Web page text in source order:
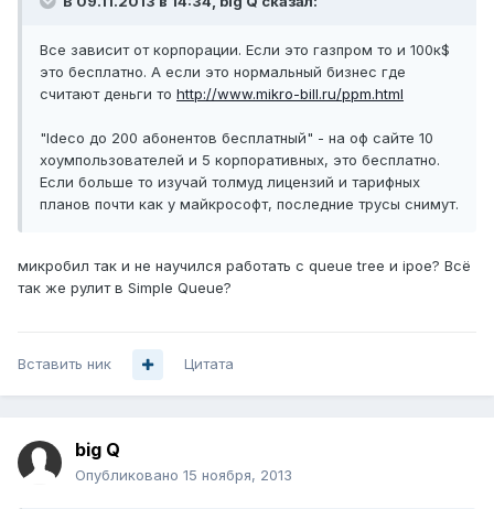
Все зависит от корпорации. Если это газпром то и 100к$
это бесплатно. А если это нормальный бизнес где
считают деньги то http://www.mikro-bill.ru/ppm.html
"Ideco до 200 абонентов бесплатный" - на оф сайте 10
хоумпользователей и 5 корпоративных, это бесплатно.
Если больше то изучай толмуд лицензий и тарифных
планов почти как у майкрософт, последние трусы снимут.
микробил так и не научился работать с queue tree и ipoe? Всё
так же рулит в Simple Queue?
Вставить ник Цитата
big Q
Опубликовано 15 ноября, 2013